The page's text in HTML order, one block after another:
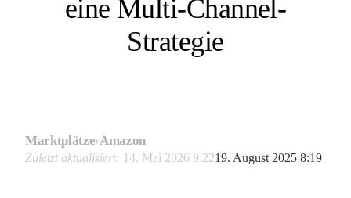
eine Multi-Channel-
Strategie
Marktplätze›Amazon
Zuletzt aktualisiert: 14. Mai 2026 9:2219. August 2025 8:19